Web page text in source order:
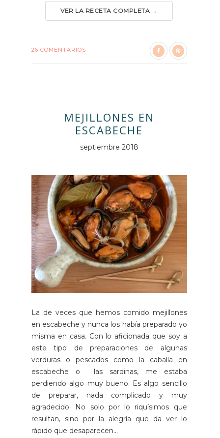
VER LA RECETA COMPLETA →
26 COMENTARIOS
MEJILLONES EN
ESCABECHE
septiembre 2018
La de veces que hemos comido mejillones
en escabeche y nunca los había preparado yo
misma en casa. Con lo aficionada que soy a
este tipo de preparaciones de algunas
verduras o pescados como la caballa en
escabeche o las sardinas, me estaba
perdiendo algo muy bueno. Es algo sencillo
de preparar, nada complicado y muy
agradecido. No solo por lo riquísimos que
resultan, sino por la alegría que da ver lo
rápido que desaparecen...